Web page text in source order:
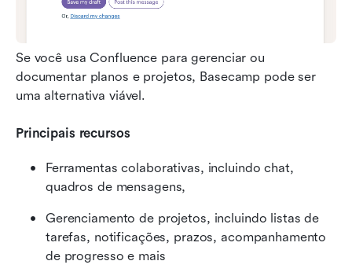
Se você usa Confluence para gerenciar ou
documentar planos e projetos, Basecamp pode ser
uma alternativa viável.
Principais recursos
Ferramentas colaborativas, incluindo chat,
quadros de mensagens,
Gerenciamento de projetos, incluindo listas de
tarefas, notificações, prazos, acompanhamento
de progresso e mais